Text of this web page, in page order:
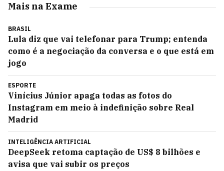
Mais na Exame
BRASIL
Lula diz que vai telefonar para Trump; entenda
como é a negociação da conversa e o que está em
jogo
ESPORTE
Vinícius Júnior apaga todas as fotos do
Instagram em meio à indefinição sobre Real
Madrid
INTELIGÊNCIA ARTIFICIAL
DeepSeek retoma captação de US$ 8 bilhões e
avisa que vai subir os preços